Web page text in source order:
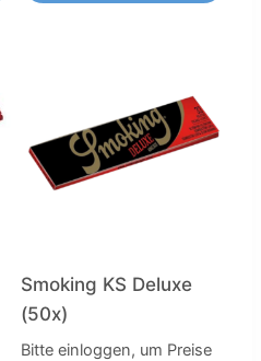
Smoking KS Deluxe
(50x)
Bitte einloggen, um Preise